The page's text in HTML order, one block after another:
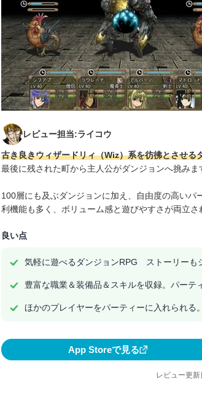
レビュー担当:ライコウ
古き良きウィザードリィ（Wiz）系を彷彿とさせる
最後に残された町から主人公がダンジョンへ挑みま
100層にも及ぶダンジョンに加え、自由度の高い
利機能も多く、ボリューム感と遊びやすさが両立さ
良い点
気軽に遊べるダンジョンRPG ストーリーも
豊富な職業＆装備品＆スキルを収録。パーテ
ほかのプレイヤーをパーティーに入れられる
App Storeで見る
レビュー更